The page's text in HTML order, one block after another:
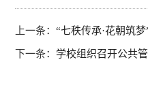
上一条：“七秩传承·花朝筑
下一条：学校组织召开公共管理